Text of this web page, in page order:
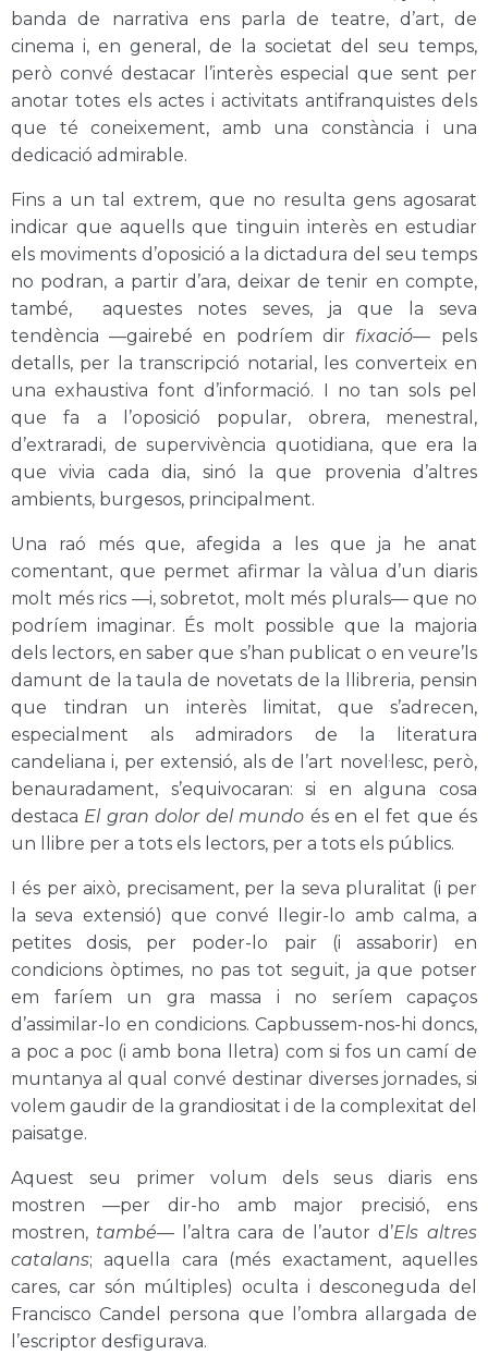
banda de narrativa ens parla de teatre, d’art, de
cinema i, en general, de la societat del seu temps,
però convé destacar l’interès especial que sent per
anotar totes els actes i activitats antifranquistes dels
que té coneixement, amb una constància i una
dedicació admirable.
Fins a un tal extrem, que no resulta gens agosarat
indicar que aquells que tinguin interès en estudiar
els moviments d’oposició a la dictadura del seu temps
no podran, a partir d’ara, deixar de tenir en compte,
també, aquestes notes seves, ja que la seva
tendència —gairebé en podríem dir fixació— pels
detalls, per la transcripció notarial, les converteix en
una exhaustiva font d’informació. I no tan sols pel
que fa a l’oposició popular, obrera, menestral,
d’extraradi, de supervivència quotidiana, que era la
que vivia cada dia, sinó la que provenia d’altres
ambients, burgesos, principalment.
Una raó més que, afegida a les que ja he anat
comentant, que permet afirmar la vàlua d’un diaris
molt més rics —i, sobretot, molt més plurals— que no
podríem imaginar. És molt possible que la majoria
dels lectors, en saber que s’han publicat o en veure’ls
damunt de la taula de novetats de la llibreria, pensin
que tindran un interès limitat, que s’adrecen,
especialment als admiradors de la literatura
candeliana i, per extensió, als de l’art novel·lesc, però,
benauradament, s’equivocaran: si en alguna cosa
destaca El gran dolor del mundo és en el fet que és
un llibre per a tots els lectors, per a tots els públics.
I és per això, precisament, per la seva pluralitat (i per
la seva extensió) que convé llegir-lo amb calma, a
petites dosis, per poder-lo pair (i assaborir) en
condicions òptimes, no pas tot seguit, ja que potser
em faríem un gra massa i no seríem capaços
d’assimilar-lo en condicions. Capbussem-nos-hi doncs,
a poc a poc (i amb bona lletra) com si fos un camí de
muntanya al qual convé destinar diverses jornades, si
volem gaudir de la grandiositat i de la complexitat del
paisatge.
Aquest seu primer volum dels seus diaris ens
mostren —per dir-ho amb major precisió, ens
mostren, també— l’altra cara de l’autor d’Els altres
catalans; aquella cara (més exactament, aquelles
cares, car són múltiples) oculta i desconeguda del
Francisco Candel persona que l’ombra allargada de
l’escriptor desfigurava.